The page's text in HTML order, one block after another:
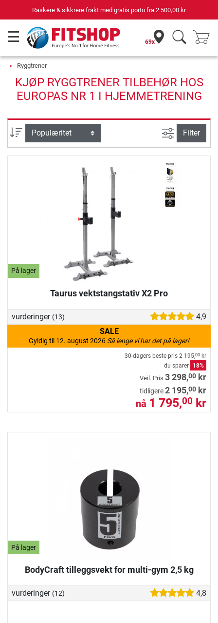
Raskere & sikkrere frakt med gratis porto fra 2 500,00 kr
69x
Ryggtrener
KJØP RYGGTRENER TILBEHØR HOS
EUROPAS NR 1 I HJEMMETRENING
sortering Avansert søk
Filter
På lager
Taurus vektstangstativ X2 Pro
vurderinger (13)
4,9
SALE
Gyldig til 12. august 2026 Så lenge vi har det på lager!
30-dagers beste pris 2 195,00 kr
du sparer
18%
Veil. Pris 3 298,00 kr
tidligere2 195,00 kr
nå 1 795,00 kr
På lager
BodyCraft tilleggsvekt for multi-gym 2,5 kg
vurderinger (12) 4,8